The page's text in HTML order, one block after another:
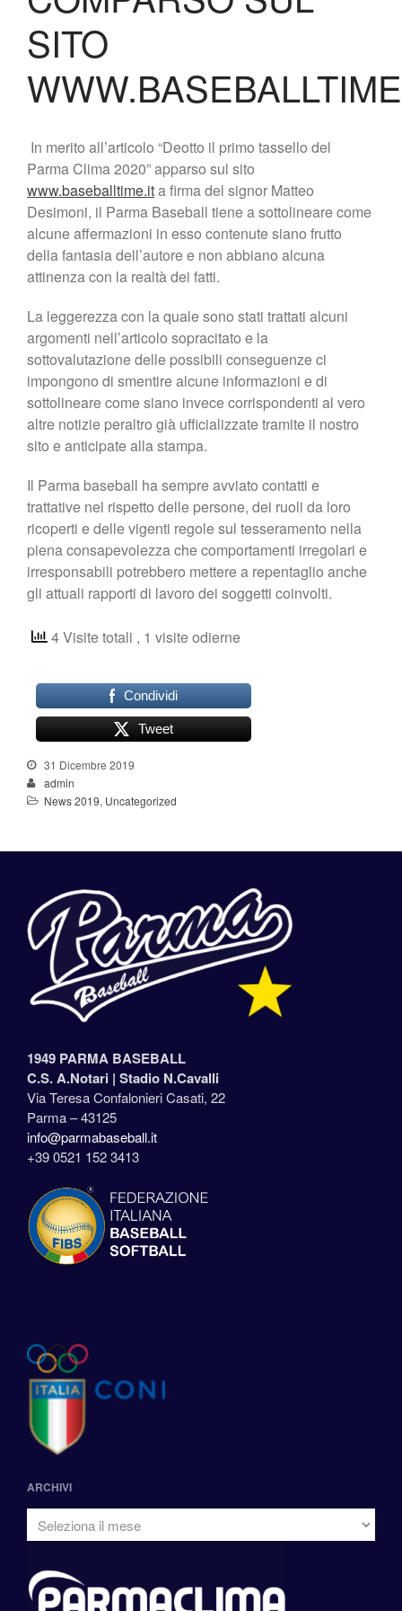
Shop
SITO
In merito all’articolo “Deotto il primo tassello del
Parma Clima 2020” apparso sul sito
www.baseballtime.ita firma del signor Matteo
Desimoni, il Parma Baseball tiene a sottolineare come
alcune affermazioni in esso contenute siano frutto
della fantasia dell’autore e non abbiano alcuna
attinenza con la realtà dei fatti.
La leggerezza con la quale sono stati trattati alcuni
argomenti nell’articolo sopracitato e la
sottovalutazione delle possibili conseguenze ci
impongono di smentire alcune informazioni e di
sottolineare come siano invece corrispondenti al vero
altre notizie peraltro già ufficializzate tramite il nostro
sito e anticipate alla stampa.
Il Parma baseball ha sempre avviato contatti e
trattative nel rispetto delle persone, dei ruoli da loro
ricoperti e delle vigenti regole sul tesseramento nella
piena consapevolezza che comportamenti irregolari e
irresponsabili potrebbero mettere a repentaglio anche
gli attuali rapporti di lavoro dei soggetti coinvolti.
4 Visite totali , 1 visite odierne
Condividi
Tweet
31 Dicembre 2019
admin
News 2019, Uncategorized
1949 PARMA BASEBALL
C.S. A.Notari | Stadio N.Cavalli
Via Teresa Confalonieri Casati, 22
Parma – 43125
info@parmabaseball.it
+39 0521 152 3413
ARCHIVI